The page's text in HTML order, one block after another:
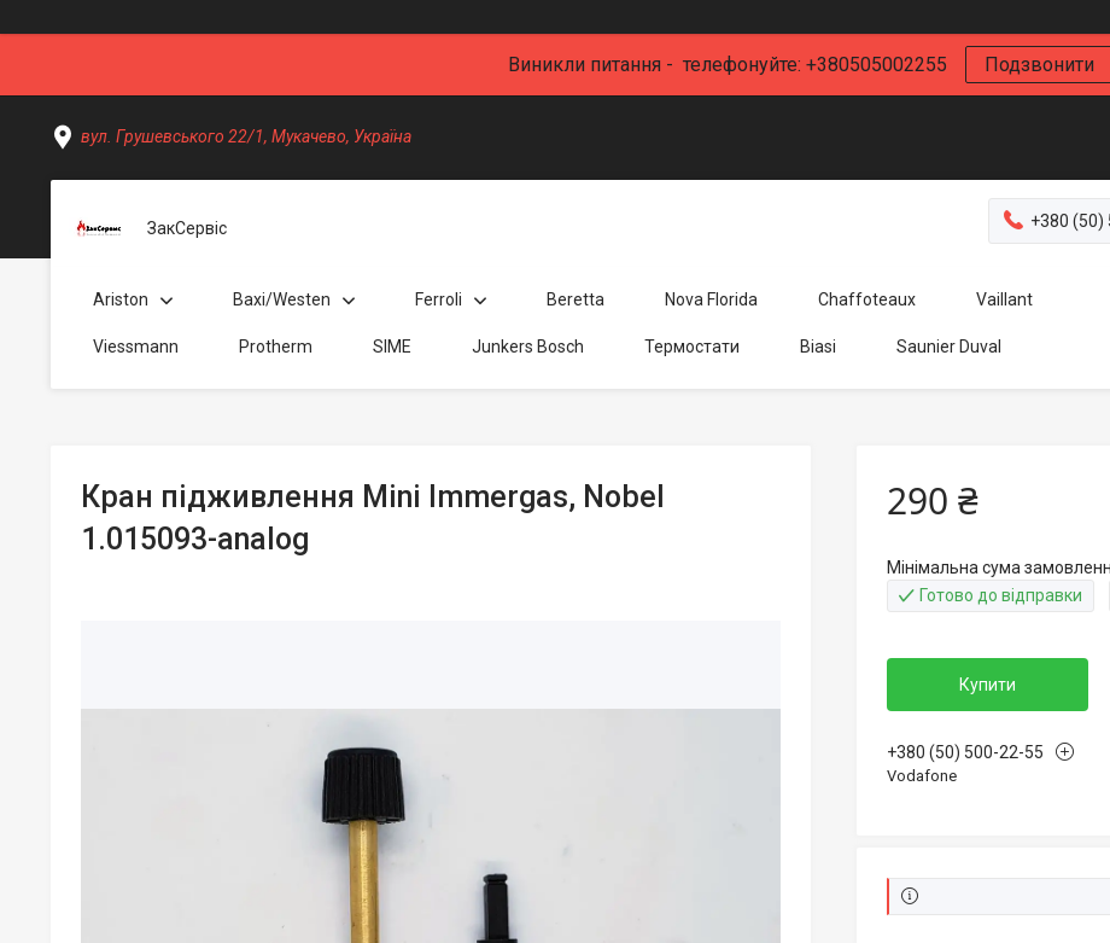
Виникли питання - телефонуйте: +380505002255 Подзвонити
вул. Грушевського 22/1, Мукачево, Україна
ЗакСервіс +380 (50)
Ariston Baxi/Westen Ferroli Beretta Nova Florida Chaffoteaux Vaillant
Viessmann Protherm SIME Junkers Bosch Термостати Biasi Saunier Duval
Кран підживлення Mini Immergas, Nobel
1.015093-analog
290 ₴
Мінімальна сума
Готово до відправки
Купити
+380 (50) 500-22-55
Vodafone